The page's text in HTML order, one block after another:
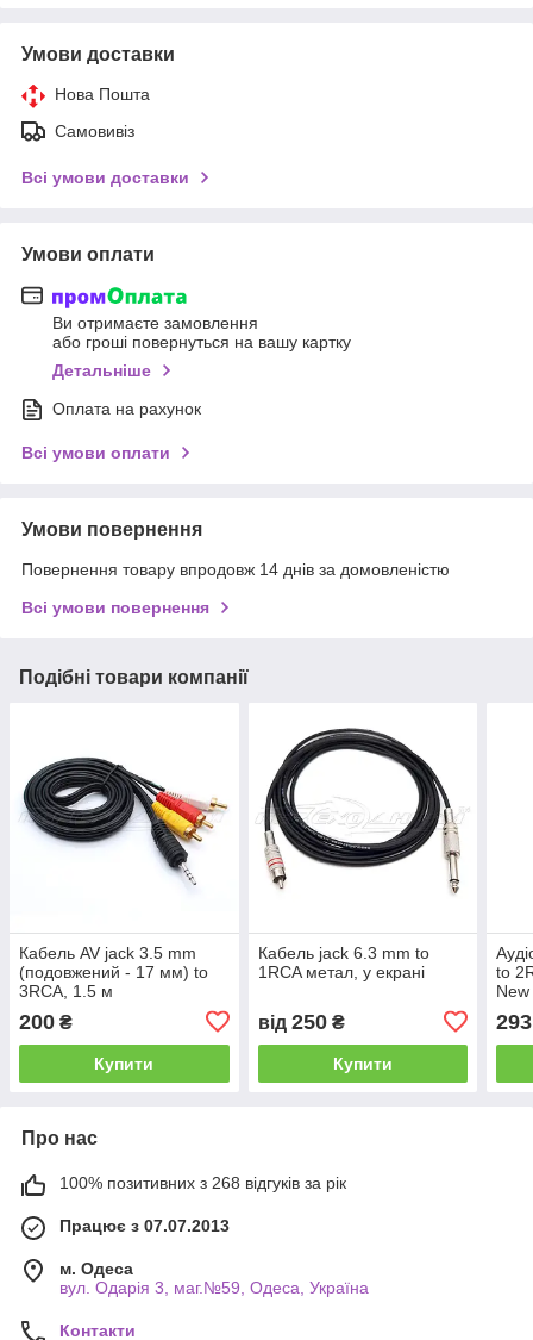
Умови доставки
Нова Пошта
Самовивіз
Всі умови доставки
Умови оплати
Ви отримаєте замовлення
або гроші повернуться на вашу картку
Детальніше
Оплата на рахунок
Всі умови оплати
Умови повернення
Повернення товару впродовж 14 днів за домовленістю
Всі умови повернення
Подібні товари компанії
Кабель AV jack 3.5 mm
(подовжений - 17 мм) to
3RCA, 1.5 м
200 ₴
Купити
Кабель jack 6.3 mm to
1RCA метал, у екрані
від 250₴
Купити
to
293
Про нас
100% позитивних з 268 відгуків за рік
Працює з 07.07.2013
м. Одеса
вул. Одарiя 3, маг.№59, Одеса, Україна
Контакти